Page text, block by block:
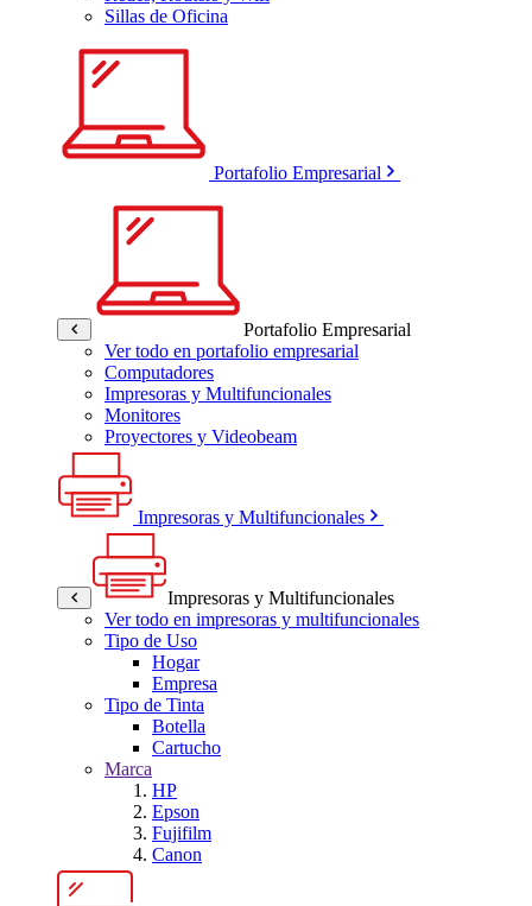
Sillas de Oficina
Portafolio Empresarial
Portafolio Empresarial
Ver todo en portafolio empresarial
Computadores
Impresoras y Multifuncionales
Monitores
Proyectores y Videobeam
Impresoras y Multifuncionales
Impresoras y Multifuncionales
Ver todo en impresoras y multifuncionales
Tipo de Uso
Hogar
Empresa
Tipo de Tinta
Botella
Cartucho
Marca
HP
Epson
Fujifilm
Canon